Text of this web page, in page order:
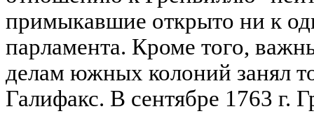
примыкавшие открыто ни к
парламента. Кроме того,
делам южных колоний занял
Галифакс. В сентябре 1763 г.